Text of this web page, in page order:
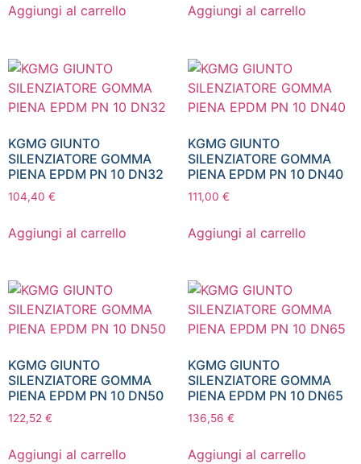
Aggiungi al carrello Aggiungi al carrello
KGMG GIUNTO
SILENZIATORE GOMMA
PIENA EPDM PN 10 DN32
104,40 €
Aggiungi al carrello
KGMG GIUNTO
SILENZIATORE GOMMA
PIENA EPDM PN 10 DN40
111,00 €
Aggiungi al carrello
KGMG GIUNTO
SILENZIATORE GOMMA
PIENA EPDM PN 10 DN50
122,52 €
Aggiungi al carrello
KGMG GIUNTO
SILENZIATORE GOMMA
PIENA EPDM PN 10 DN65
136,56 €
Aggiungi al carrello